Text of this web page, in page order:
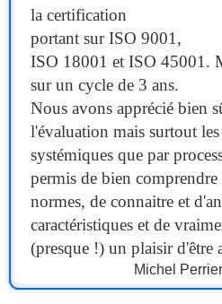
la certification
portant sur ISO 9001,
ISO 18001 et ISO 45001.
sur un cycle de 3 ans.
Nous avons apprécié bien
l'évaluation mais surtout
systémiques que par
permis de bien comprendre
normes, de connaitre et
caractéristiques et de
(presque !) un plaisir d'être
Michel